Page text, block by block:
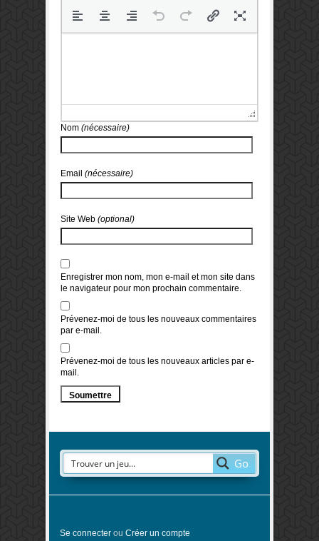
Nom (nécessaire)
Email (nécessaire)
Site Web (optional)
Enregistrer mon nom, mon e-mail et mon site dans
le navigateur pour mon prochain commentaire.
Prévenez-moi de tous les nouveaux commentaires
par e-mail.
Prévenez-moi de tous les nouveaux articles par e-
mail.
Go
Se connecter ou Créer un compte